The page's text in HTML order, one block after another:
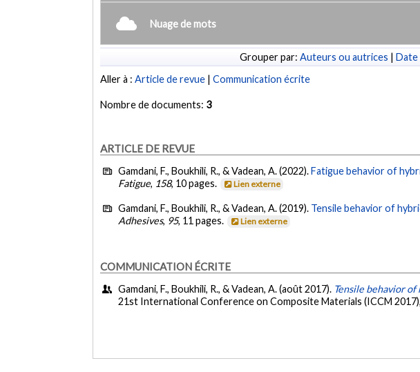
Nuage de mots
Grouper par: Auteurs ou autrices | Date
Aller à :Article de revue |Communication écrite
Nombre de documents: 3
ARTICLE DE REVUE
Gamdani, F., Boukhili, R., & Vadean, A. (2022).Fatigue behavior of
Fatigue, 158, 10 pages. Lien externe
Gamdani, F., Boukhili, R., & Vadean, A. (2019). Tensile behavior of
Adhesives, 95, 11 pages. Lien externe
COMMUNICATION ÉCRITE
Gamdani, F., Boukhili, R., & Vadean, A. (août 2017). Tensile behavior
21st International Conference on Composite Materials (ICCM 2017),